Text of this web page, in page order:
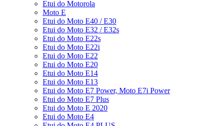
Etui do Motorola
Moto E
Etui do Moto E40 / E30
Etui do Moto E32 / E32s
Etui do Moto E22s
Etui do Moto E22i
Etui do Moto E22
Etui do Moto E20
Etui do Moto E14
Etui do Moto E13
Etui do Moto E7 Power, Moto E7i Power
Etui do Moto E7 Plus
Etui do Moto E 2020
Etui do Moto E4